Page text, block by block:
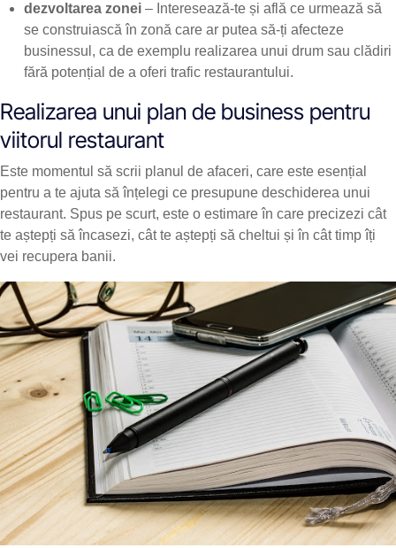
dezvoltarea zonei – Interesează-te și află ce urmează să
se construiască în zonă care ar putea să-ți afecteze
businessul, ca de exemplu realizarea unui drum sau clădiri
fără potențial de a oferi trafic restaurantului.
Realizarea unui plan de business pentru
viitorul restaurant
Este momentul să scrii planul de afaceri, care este esențial
pentru a te ajuta să înțelegi ce presupune deschiderea unui
restaurant. Spus pe scurt, este o estimare în care precizezi cât
te aștepți să încasezi, cât te aștepți să cheltui și în cât timp îți
vei recupera banii.